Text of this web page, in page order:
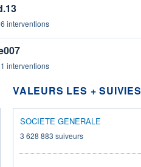
interventions
interventions
VALEURS LES + SUIVIES
SOCIETE GENERALE
3 628 883 suiveurs